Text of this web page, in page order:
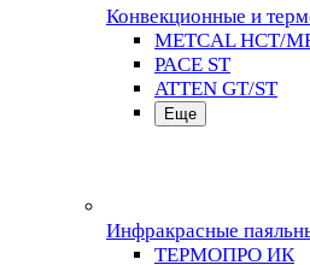
Конвекционные и
METCAL HCT/
PACE ST
ATTEN GT/ST
Еще
Инфракрасные
ТЕРМОПРО ИК